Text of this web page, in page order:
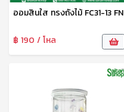
ออมสินใส ทรงถังไม้ FC31-13 FN
฿ 190 / โหล